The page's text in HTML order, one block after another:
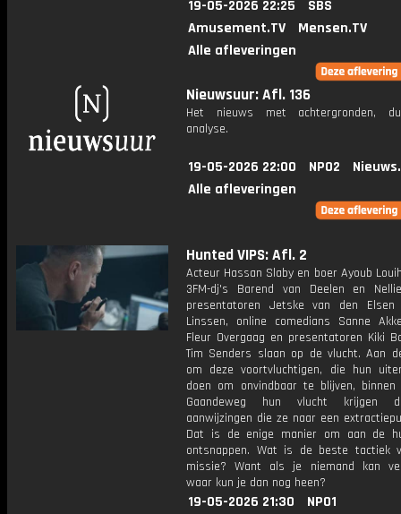
19-05-2026 22:25
SBS
Amusement.TV
Mensen.TV
Alle afleveringen
Nieuwsuur: Afl. 136
Het nieuws met achtergronden,
analyse.
19-05-2026 22:00 NPO2
Alle afleveringen
Hunted VIPS: Afl. 2
Acteur Hassan Slaby en boer Ayoub
3FM-dj's Barend van Deelen en
presentatoren Jetske van den
Linssen, online comedians Sanne
Fleur Overgaag en presentatoren Kiki
Tim Senders slaan op de vlucht. Aan
om deze voortvluchtigen, die hun
doen om onvindbaar te blijven,
Gaandeweg hun vlucht krijgen
aanwijzingen die ze naar een
Dat is de enige manier om aan de
ontsnappen. Wat is de beste tactiek
missie? Want als je niemand kan
waar kun je dan nog heen?
19-05-2026 21:30
NPO1